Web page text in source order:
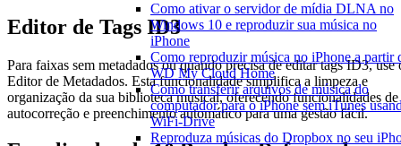
Como ativar o servidor de mídia DLNA no
Windows 10 e reproduzir sua música no
iPhone
Como reproduzir música no iPhone a partir
WD My Cloud Home
Como transferir arquivos de música do
computador para o iPhone sem iTunes
WiFi-Drive
Reproduza músicas do Dropbox no seu
Editor de Tags ID3
Para faixas sem metadados ou quando precisa de editar tags ID3, use
Editor de Metadados. Esta funcionalidade simplifica a limpeza e
organização da sua biblioteca musical, oferecendo funcionalidades de
autocorreção e preenchimento automático para uma gestão fácil.